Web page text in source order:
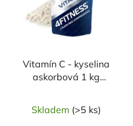
Vitamín C - kyselina
askorbová 1 kg
Skladem (>5 ks)